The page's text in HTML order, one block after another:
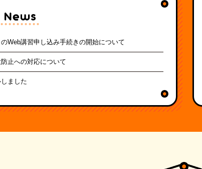
Web講習申し込み手続きの開始について
止への対応について
ました